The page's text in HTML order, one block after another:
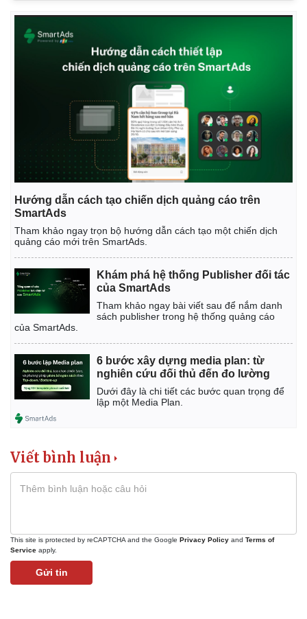
Hồ sơ
Infographic
Hướng dẫn cách tạo chiến dịch quảng cáo trên
SmartAds
Tham khảo ngay trọn bộ hướng dẫn cách tạo một chiến dịch
quảng cáo mới trên SmartAds.
Khám phá hệ thống Publisher đối tác
của SmartAds
Tham khảo ngay bài viết sau để nắm danh
sách publisher trong hệ thống quảng cáo
của SmartAds.
6 bước xây dựng media plan: từ
nghiên cứu đối thủ đến đo lường
Dưới đây là chi tiết các bước quan trọng để
lập một Media Plan.
Viết bình luận
This site is protected by reCAPTCHA and the Google Privacy Policy and Terms of
Service apply.
Gửi tin